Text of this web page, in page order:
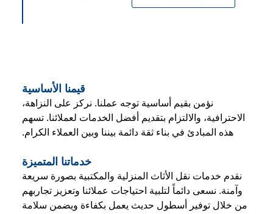
قيمنا الأساسية
نؤمن بقيم أساسية توجه عملنا. نركز على النزاهة،
الاحترافية، والالتزام بتقديم أفضل الخدمات لعملائنا. تسهم
هذه المبادئ في بناء ثقة دائمة بيننا وبين العملاء الكرام.
خدماتنا المتميزة
نقدم خدمات نقل الأثاث المنزلية والمكتبية بصورة سريعة
وآمنة. نسعى دائماً لتلبية احتياجات عملائنا وتعزيز تجاربهم
من خلال توفير أسطول حديث يعمل بكفاءة ويضمن سلامة